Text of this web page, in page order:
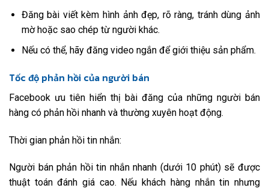
Đăng bài viết kèm hình ảnh đẹp, rõ ràng, tránh dùng ảnh
mờ hoặc sao chép từ người khác.
Nếu có thể, hãy đăng video ngắn để giới thiệu sản phẩm.
Tốc độ phản hồi của người bán
Facebook ưu tiên hiển thị bài đăng của những người bán
hàng có phản hồi nhanh và thường xuyên hoạt động.
Thời gian phản hồi tin nhắn:
Người bán phản hồi tin nhắn nhanh (dưới 10 phút) sẽ được
thuật toán đánh giá cao. Nếu khách hàng nhắn tin nhưng